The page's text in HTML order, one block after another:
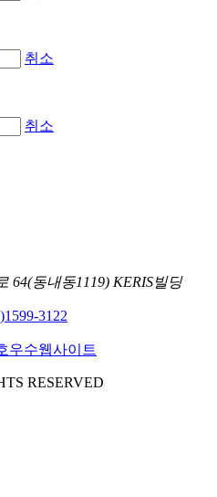
취소
취소
64(동내동1119) KERIS빌딩
1599-3122
RESERVED